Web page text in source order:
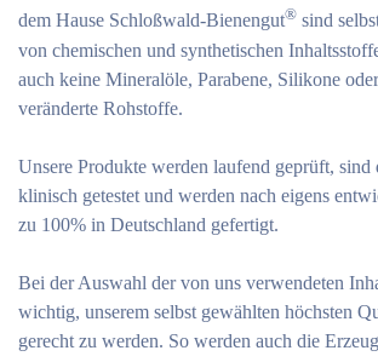
dem Hause Schloßwald-Bienengut® sind
von chemischen und synthetischen
auch keine Mineralöle, Parabene, Silikone
veränderte Rohstoffe.
Unsere Produkte werden laufend geprüft, sind
klinisch getestet und werden nach eigens
zu 100% in Deutschland gefertigt.
Bei der Auswahl der von uns verwendeten
wichtig, unserem selbst gewählten höchsten
gerecht zu werden. So werden auch die